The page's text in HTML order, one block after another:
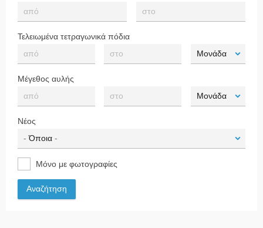
Τελειωμένα τετραγωνικά πόδια
Μέγεθος αυλής
Νέος
Μόνο με φωτογραφίες